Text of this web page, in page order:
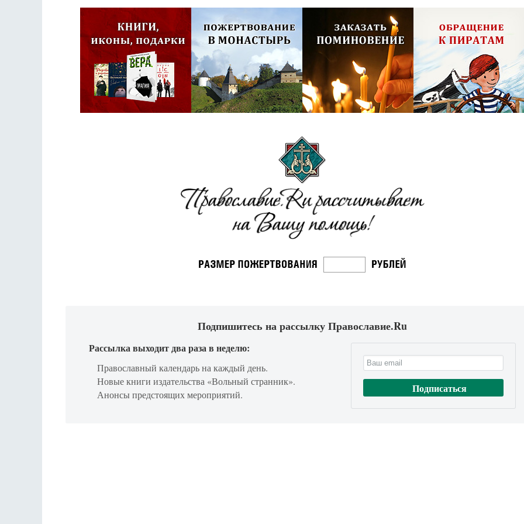
Подпишитесь на рассылку Православие.Ru
Рассылка выходит два раза в неделю:
Православный календарь на каждый день.
Новые книги издательства «Вольный странник».
Анонсы предстоящих мероприятий.